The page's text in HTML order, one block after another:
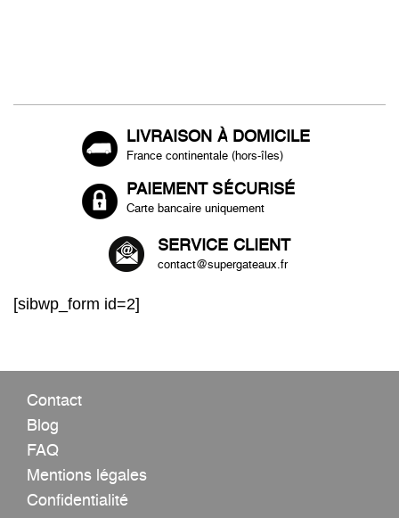
LIVRAISON À DOMICILE
France continentale (hors-îles)
PAIEMENT SÉCURISÉ
Carte bancaire uniquement
SERVICE CLIENT
contact@supergateaux.fr
[sibwp_form id=2]
Contact
Blog
FAQ
Mentions légales
Confidentialité